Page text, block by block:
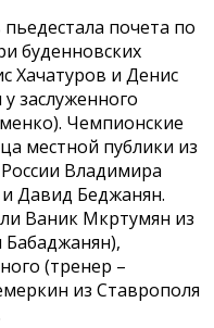
почета по
буденновских
Хачатуров и Денис
заслуженного
Чемпионские
местной публики из
Владимира
Давид Беджанян.
Ваник Мкртумян из
Бабаджанян),
(тренер –
из Ставрополя